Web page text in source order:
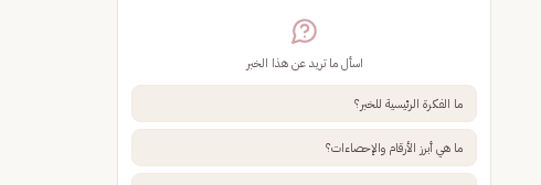
اسأل ما تريد عن هذا الخبر
ما الفكرة الرئيسية للخبر؟
ما هي أبرز الأرقام والإحصاءات؟